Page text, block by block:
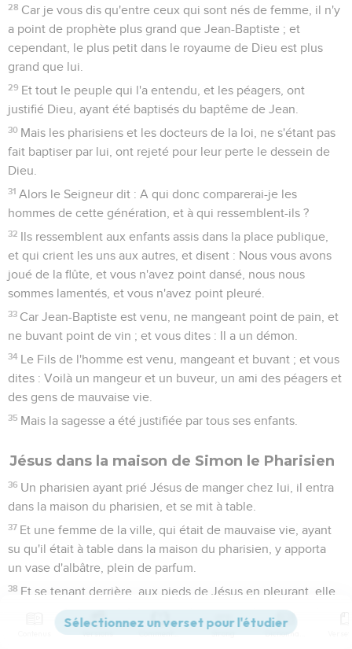
28 Car je vous dis qu'entre ceux qui sont nés de femme, il n'y
a point de prophète plus grand que Jean-Baptiste ; et
cependant, le plus petit dans le royaume de Dieu est plus
grand que lui.
29 Et tout le peuple qui l'a entendu, et les péagers, ont
justifié Dieu, ayant été baptisés du baptême de Jean.
30 Mais les pharisiens et les docteurs de la loi, ne s'étant pas
fait baptiser par lui, ont rejeté pour leur perte le dessein de
Dieu.
31 Alors le Seigneur dit : A qui donc comparerai-je les
hommes de cette génération, et à qui ressemblent-ils ?
32 Ils ressemblent aux enfants assis dans la place publique,
et qui crient les uns aux autres, et disent : Nous vous avons
joué de la flûte, et vous n'avez point dansé, nous nous
sommes lamentés, et vous n'avez point pleuré.
33 Car Jean-Baptiste est venu, ne mangeant point de pain, et
ne buvant point de vin ; et vous dites : Il a un démon.
34 Le Fils de l'homme est venu, mangeant et buvant ; et vous
dites : Voilà un mangeur et un buveur, un ami des péagers et
des gens de mauvaise vie.
35 Mais la sagesse a été justifiée par tous ses enfants.
Jésus dans la maison de Simon le Pharisien
36 Un pharisien ayant prié Jésus de manger chez lui, il entra
dans la maison du pharisien, et se mit à table.
37 Et une femme de la ville, qui était de mauvaise vie, ayant
su qu'il était à table dans la maison du pharisien, y apporta
un vase d'albâtre, plein de parfum.
38 Et se tenant derrière, aux pieds de Jésus en pleurant, elle
se mit à lui arroser les pieds de ses larmes, et elle les
essuyait avec les cheveux de sa tête ; elle lui baisait les
Versions Commentaires Strong